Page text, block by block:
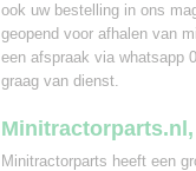
ook uw bestelling in ons
geopend voor afhalen van
een afspraak via whatsapp
graag van dienst.
Minitractorparts heeft een